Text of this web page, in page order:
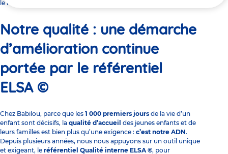
ici
le référentiel ELSA ©
Notre qualité : une démarche
d’amélioration continue
portée par le référentiel
ELSA ©
Chez Babilou, parce que les 1 000 premiers jours de la vie d’un
enfant sont décisifs, la qualité d’accueil des jeunes enfants et de
leurs familles est bien plus qu’une exigence : c’est notre ADN.
Depuis plusieurs années, nous nous appuyons sur un outil unique
et exigeant, le référentiel Qualité interne ELSA ©, pour